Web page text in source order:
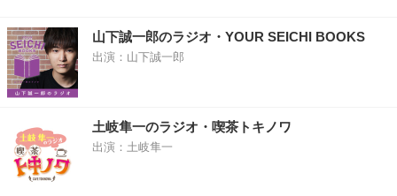
山下誠一郎のラジオ・YOUR SEICHI BOOKS
出演：山下誠一郎
土岐隼一のラジオ・喫茶トキノワ
出演：土岐隼一